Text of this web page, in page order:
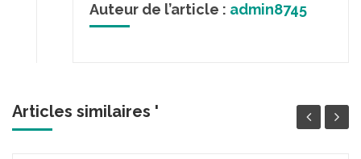
Auteur de l’article : admin8745
Articles similaires '